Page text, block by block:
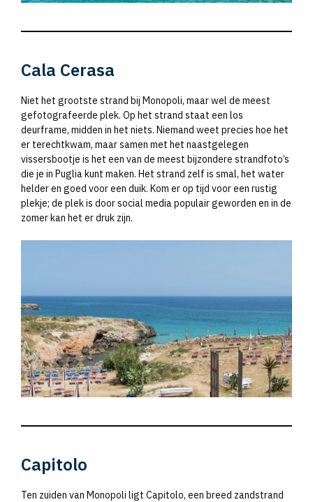
Cala Cerasa
Niet het grootste strand bij Monopoli, maar wel de meest
gefotografeerde plek. Op het strand staat een los
deurframe, midden in het niets. Niemand weet precies hoe het
er terechtkwam, maar samen met het naastgelegen
vissersbootje is het een van de meest bijzondere strandfoto’s
die je in Puglia kunt maken. Het strand zelf is smal, het water
helder en goed voor een duik. Kom er op tijd voor een rustig
plekje; de plek is door social media populair geworden en in de
zomer kan het er druk zijn.
Capitolo
Ten zuiden van Monopoli ligt Capitolo, een breed zandstrand